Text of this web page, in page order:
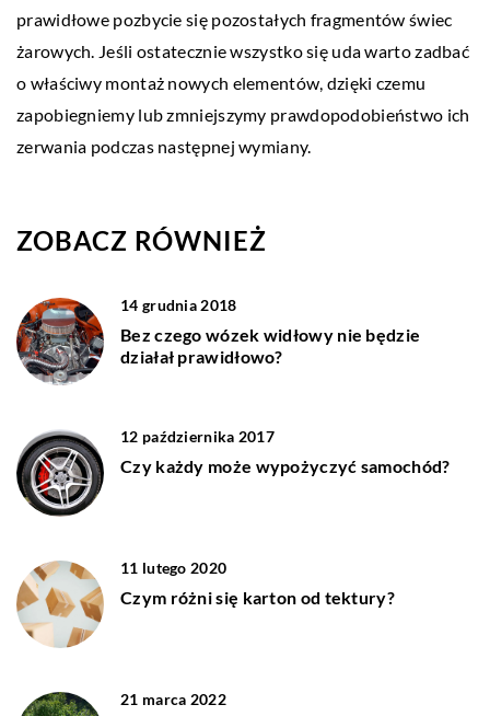
prawidłowe pozbycie się pozostałych fragmentów świec
żarowych. Jeśli ostatecznie wszystko się uda warto zadbać
o właściwy montaż nowych elementów, dzięki czemu
zapobiegniemy lub zmniejszymy prawdopodobieństwo ich
zerwania podczas następnej wymiany.
ZOBACZ RÓWNIEŻ
14 grudnia 2018
Bez czego wózek widłowy nie będzie
działał prawidłowo?
12 października 2017
Czy każdy może wypożyczyć samochód?
11 lutego 2020
Czym różni się karton od tektury?
21 marca 2022